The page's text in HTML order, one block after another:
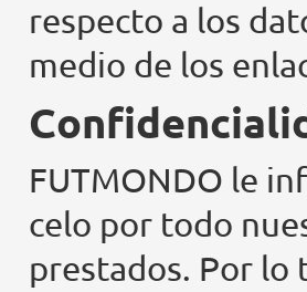
respecto a los
medio de los
FUTMONDO le
celo por todo
prestados. Por lo